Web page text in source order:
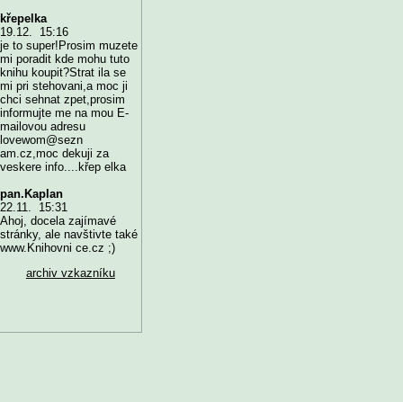
křepelka
19.12. 15:16
je to super!Prosim muzete
mi poradit kde mohu tuto
knihu koupit?Strat ila se
mi pri stehovani,a moc ji
chci sehnat zpet,prosim
informujte me na mou E-
mailovou adresu
lovewom@sezn
am.cz,moc dekuji za
veskere info....křep elka
pan.Kaplan
22.11. 15:31
Ahoj, docela zajímavé
stránky, ale navštivte také
www.Knihovni ce.cz ;)
archiv vzkazníku